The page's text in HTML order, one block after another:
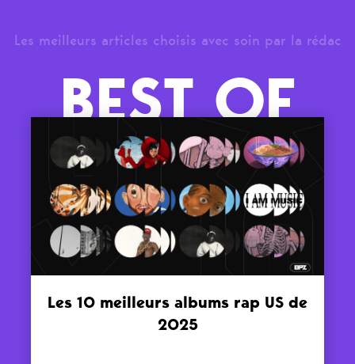
Les meilleurs articles choisis avec soin par la rédac
BEST OF
Les 10 meilleurs albums rap US de
2025